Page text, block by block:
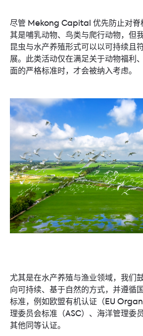
尽管 Mekong Capital 优先防止对脊
其是哺乳动物、鸟类与爬行动物，但
昆虫与水产养殖形式可以以可持续且
展。此类活动仅在满足关于动物福利
面的严格标准时，才会被纳入考虑。
尤其是在水产养殖与渔业领域，我们
向可持续、基于自然的方式，并遵循
标准，例如欧盟有机认证（EU
理委员会标准（ASC）、海洋管理委
其他同等认证。